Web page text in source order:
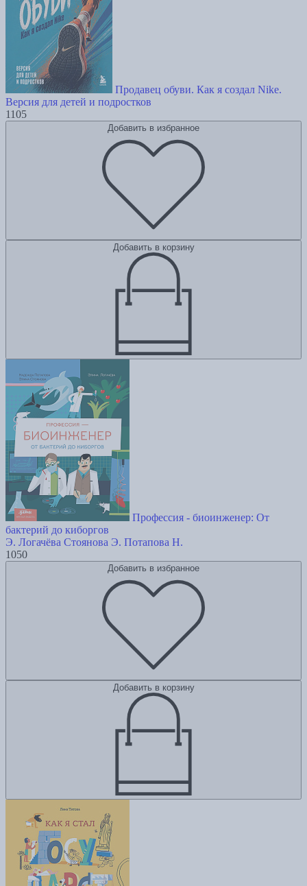
Продавец обуви. Как я создал Nike.
Версия для детей и подростков
1105
Добавить в избранное
Добавить в корзину
Профессия - биоинженер: От
бактерий до киборгов
Э. Логачёва Стоянова Э. Потапова Н.
1050
Добавить в избранное
Добавить в корзину